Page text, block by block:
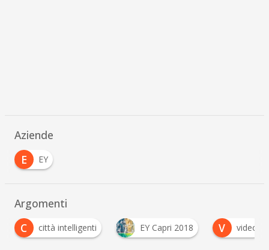
Aziende
E
EY
Argomenti
C
città intelligenti EY Capri 2018 V video